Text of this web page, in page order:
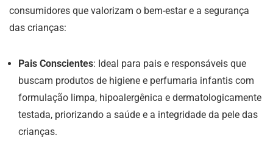
consumidores que valorizam o bem-estar e a segurança
das crianças:
Pais Conscientes: Ideal para pais e responsáveis que
buscam produtos de higiene e perfumaria infantis com
formulação limpa, hipoalergênica e dermatologicamente
testada, priorizando a saúde e a integridade da pele das
crianças.